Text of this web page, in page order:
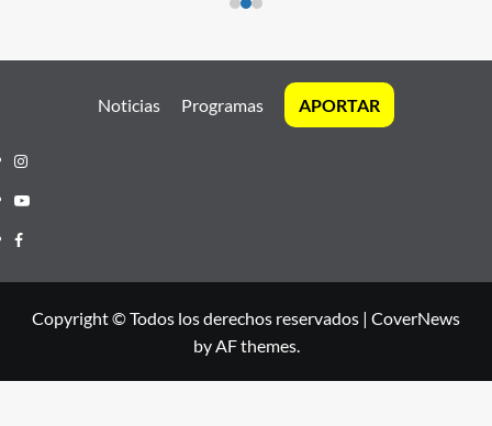
Noticias Programas APORTAR
Instagram
Youtube
Facebook
Copyright © Todos los derechos reservados | CoverNews
by AF themes.